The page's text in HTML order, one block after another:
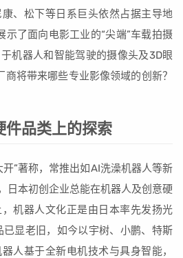
、松下等日系巨头依然占据主导地
示了面向电影工业的“尖端”车载拍摄
机器人和智能驾驶的摄像头及3D眼
将带来哪些专业影像领域的创新？
件品类上的探索
开”著称，常推出如AI洗澡机器人等新
日本初创企业总能在机器人及创意硬
机器人文化正是由日本率先发扬光
显老旧，如今以宇树、小鹏、特斯
人基于全新电机技术与具身智能，